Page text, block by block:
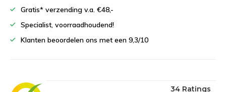
Gratis* verzending v.a. €48,-
Specialist, voorraadhoudend!
Klanten beoordelen ons met een 9,3/10
34 Ratings